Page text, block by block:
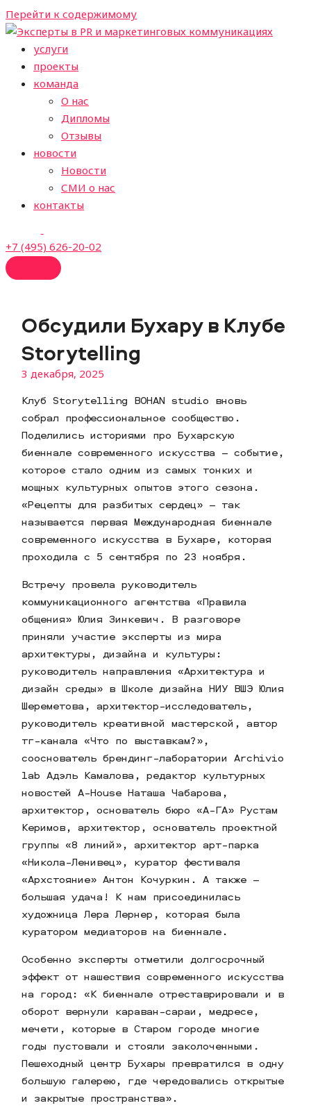
Перейти к содержимому
услуги
проекты
команда
О нас
Дипломы
Отзывы
новости
Новости
СМИ о нас
контакты
+7 (495) 626-20-02
Обсудили Бухару в Клубе
Storytelling
3 декабря, 2025
Клуб Storytelling BOHAN studio вновь
собрал профессиональное сообщество.
Поделились историями про Бухарскую
биеннале современного искусства – событие,
которое стало одним из самых тонких и
мощных культурных опытов этого сезона.
«Рецепты для разбитых сердец» – так
называется первая Международная биеннале
современного искусства в Бухаре, которая
проходила с 5 сентября по 23 ноября.
Встречу провела руководитель
коммуникационного агентства «Правила
общения» Юлия Зинкевич. В разговоре
приняли участие эксперты из мира
архитектуры, дизайна и культуры:
руководитель направления «Архитектура и
дизайн среды» в Школе дизайна НИУ ВШЭ Юлия
Шереметова, архитектор-исследователь,
руководитель креативной мастерской, автор
тг-канала «Что по выставкам?»,
сооснователь брендинг-лаборатории Archivio
lab Адэль Камалова, редактор культурных
новостей A-House Наташа Чабарова,
архитектор, основатель бюро «А-ГА» Рустам
Керимов, архитектор, основатель проектной
группы «8 линий», архитектор арт-парка
«Никола-Ленивец», куратор фестиваля
«Архстояние» Антон Кочуркин. А также –
большая удача! К нам присоединилась
художница Лера Лернер, которая была
куратором медиаторов на биеннале.
Особенно эксперты отметили долгосрочный
эффект от нашествия современного искусства
на город: «К биеннале отреставрировали и в
оборот вернули караван-сараи, медресе,
мечети, которые в Старом городе многие
годы пустовали и стояли заколоченными.
Пешеходный центр Бухары превратился в одну
большую галерею, где чередовались открытые
и закрытые пространства».